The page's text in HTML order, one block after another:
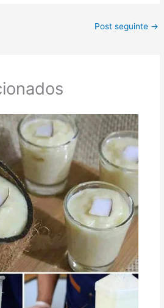
Post seguinte →